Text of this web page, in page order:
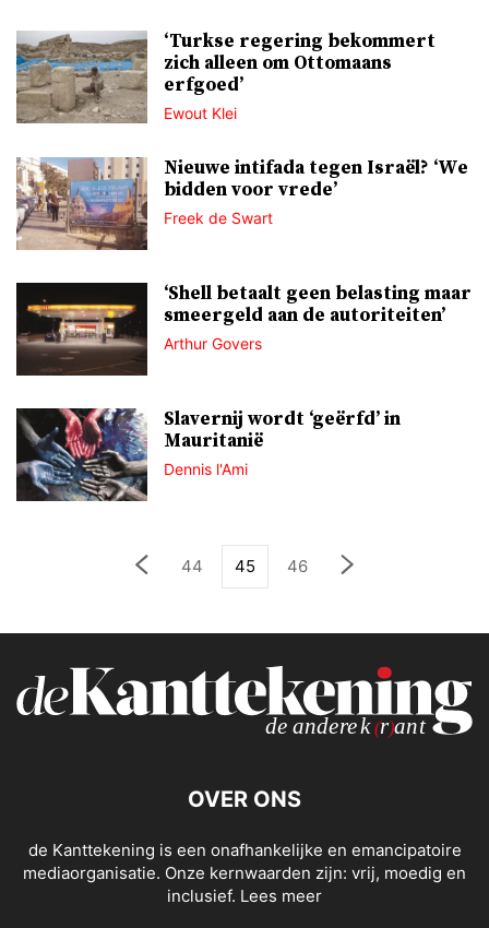
‘Turkse regering bekommert
zich alleen om Ottomaans
erfgoed’
Ewout Klei
Nieuwe intifada tegen Israël? ‘We
bidden voor vrede’
Freek de Swart
‘Shell betaalt geen belasting maar
smeergeld aan de autoriteiten’
Arthur Govers
Slavernij wordt ‘geërfd’ in
Mauritanië
Dennis l'Ami
44 45 46
OVER ONS
de Kanttekening is een onafhankelijke en emancipatoire
mediaorganisatie. Onze kernwaarden zijn: vrij, moedig en
inclusief. Lees meer